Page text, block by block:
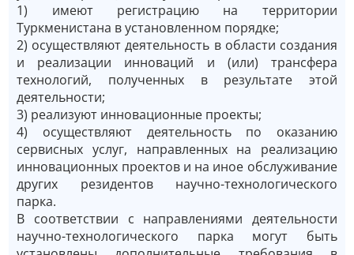
1) имеют регистрацию на территории
Туркменистана в установленном порядке;
2) осуществляют деятельность в области создания
и реализации инноваций и (или) трансфера
технологий, полученных в результате этой
деятельности;
3) реализуют инновационные проекты;
4) осуществляют деятельность по оказанию
сервисных услуг, направленных на реализацию
инновационных проектов и на иное обслуживание
других резидентов научно-технологического
парка.
В соответствии с направлениями деятельности
научно-технологического парка могут быть